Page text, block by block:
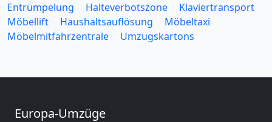
Entrümpelung
Halteverbotszone
Klaviertransport
Möbellift
Haushaltsauflösung
Möbeltaxi
Möbelmitfahrzentrale
Umzugskartons
Europa-Umzüge